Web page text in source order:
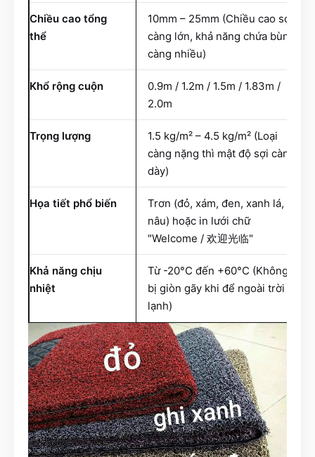
Chiều cao tổng
thể
10mm – 25mm (Chiều cao sợi
càng lớn, khả năng chứa bùn
càng nhiều)
Khổ rộng cuộn
0.9m / 1.2m / 1.5m / 1.83m /
2.0m
Trọng lượng
1.5 kg/m² – 4.5 kg/m² (Loại
càng nặng thì mật độ sợi càng
dày)
Họa tiết phổ biến
Trơn (đỏ, xám, đen, xanh lá,
nâu) hoặc in lưới chữ
"Welcome / 欢迎光临"
Khả năng chịu
nhiệt
Từ -20°C đến +60°C (Không
bị giòn gãy khi để ngoài trời
lạnh)